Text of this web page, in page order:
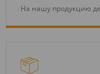
На нашу продукцию